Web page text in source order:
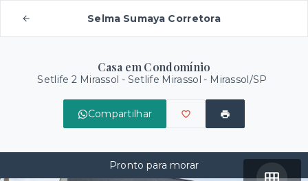
Selma Sumaya Corretora
Casa em Condomínio
Setlife 2 Mirassol - Setlife Mirassol - Mirassol/SP
Compartilhar
Pronto para morar